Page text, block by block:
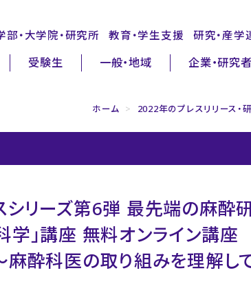
部・大学院・研究所 教育・学生支援
研究・産学
受験生 一般・地域 企業・研究
ホーム > 2022年のプレスリリース・
リーズ第6弾 最先端の麻酔
」講座 無料オンライン講座
麻酔科医の取り組みを理解し